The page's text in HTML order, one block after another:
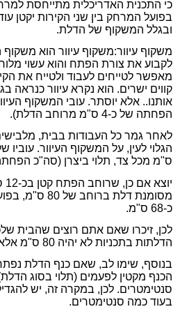
כי התכנית האדריכלית מתייחסת
בפועל המרחק בין שני הקירות יקטן
ובגלל המשקוף של הדלת.
משקוף עיוור:משקוף עיוור הוא
לקבוע את צורת הפתח והוא עשוי
מאפשר לטייחים לעבוד ולטייח את
קווים ישרים. הוא נקרא עיוור כנראה
הפחתה של כ-4 ס"מ מרוחב הדלת).
לאחר גמר כל העבודות בבית,
הגלוי לעין, על המשקוף העיוור.
ס"מ מכל צד, תלוי ביצרן (סה"כ הפחתה של
מסומנת דלת
כ-68 ס"מ.
לכן, זיכרו שאם אתם רוצים שהבית
הדלתות בתכניות לא יהיה 80 ס"מ אלא כ-92 ס"מ.
הכנף מקטין לפעמים (תלוי בסוג
סנטימטרים. לכן, במקרה זה, יש
בעוד כמה סנטימטרים.